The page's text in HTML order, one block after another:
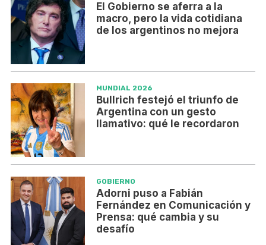
El Gobierno se aferra a la
macro, pero la vida cotidiana
de los argentinos no mejora
MUNDIAL 2026
Bullrich festejó el triunfo de
Argentina con un gesto
llamativo: qué le recordaron
GOBIERNO
Adorni puso a Fabián
Fernández en Comunicación y
Prensa: qué cambia y su
desafío